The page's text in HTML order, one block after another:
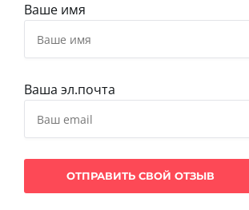
Ваше имя
Ваша эл.почта